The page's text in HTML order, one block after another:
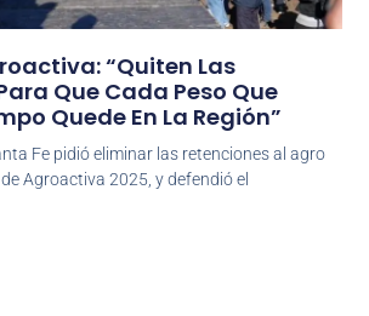
“Quiten Las
Que Cada Peso Que
Quede En La Región”
Fe pidió eliminar las retenciones al agro
Agroactiva 2025, y defendió el